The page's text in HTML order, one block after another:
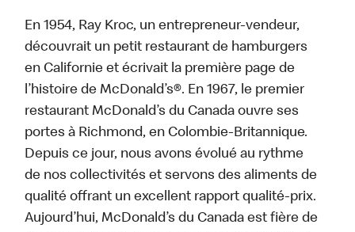
En 1954, Ray Kroc, un entrepreneur-vendeur,
découvrait un petit restaurant de hamburgers
en Californie et écrivait la première page de
l’histoire de McDonald’s®. En 1967, le premier
restaurant McDonald’s du Canada ouvre ses
portes à Richmond, en Colombie-Britannique.
Depuis ce jour, nous avons évolué au rythme
de nos collectivités et servons des aliments de
qualité offrant un excellent rapport qualité-prix.
Aujourd’hui, McDonald’s du Canada est fière de